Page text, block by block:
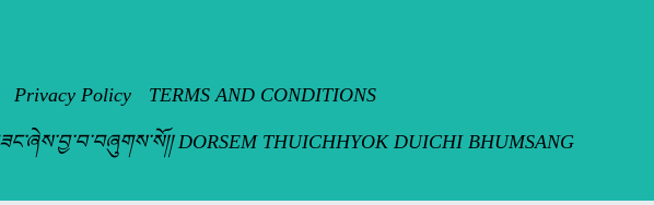
Privacy Policy TERMS AND CONDITIONS
DORSEM THUICHHYOK DUICHI BHUMSANG